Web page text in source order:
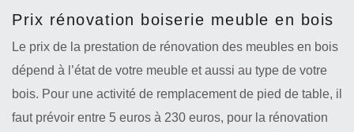
Prix rénovation boiserie meuble en bois
Le prix de la prestation de rénovation des meubles en bois
dépend à l’état de votre meuble et aussi au type de votre
bois. Pour une activité de remplacement de pied de table, il
faut prévoir entre 5 euros à 230 euros, pour la rénovation